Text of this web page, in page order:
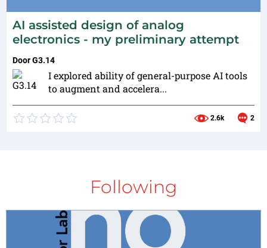
AI assisted design of analog
electronics - my preliminary attempt
DoorG3.14
I explored ability of general-purpose AI tools
to augment and accelera...
2.6k 2
Following